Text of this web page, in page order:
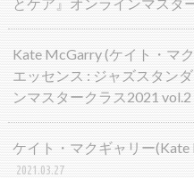
Kate McGarry (ケイト・マ
エッセンス : ジャズスタン
ンマスタークラス2021 vol.2
ケイト・マクギャリー
2021.03.27